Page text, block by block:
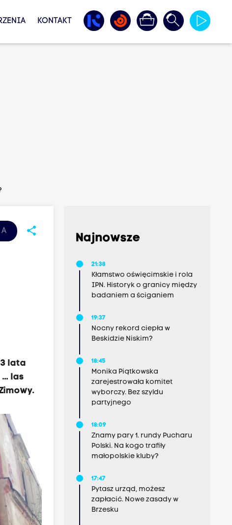
KONTAKT
A share
lata
las
Najnowsze
21:38
Kłamstwo oświęcimskie i rola
IPN. Historyk o granicy między
badaniem a ściganiem
19:37
Nocny rekord ciepła w
Beskidzie Niskim?
18:45
Monika Piątkowska
zarejestrowała komitet
wyborczy. Bez szyldu
partyjnego
18:09
Znamy pary 1. rundy Pucharu
Polski. Na kogo trafiły
małopolskie kluby?
17:47
Pytasz urząd, możesz
zapłacić. Nowe zasady w
Brzesku